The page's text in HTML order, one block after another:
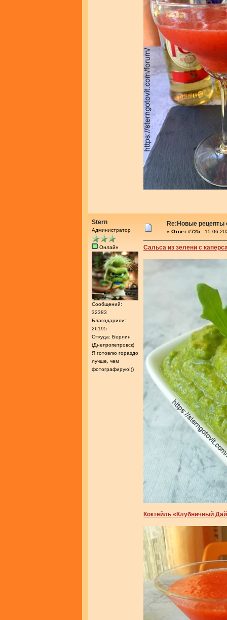
Stern
Администратор
Онлайн
Сообщений:
32383
Благодарили:
26195
Откуда: Берлин
(Днепропетровск)
Я готовлю гораздо
лучше, чем
фотографирую!))
Re:Новые рецепты
« Ответ #725 :
Сальса из зелени с
Коктейль «Клубничный